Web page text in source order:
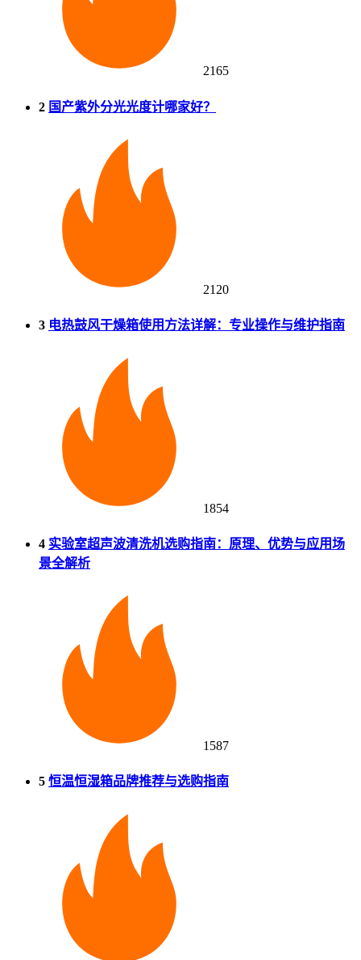
2165
2 国产紫外分光光度计哪家好？
2120
3 电热鼓风干燥箱使用方法详解：专业操作与维护指南
1854
4 实验室超声波清洗机选购指南：原理、优势与应用场
景全解析
1587
5 恒温恒湿箱品牌推荐与选购指南